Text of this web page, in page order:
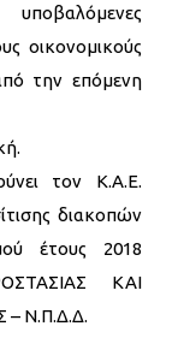
οικονομικούς
την επόμενη
τον Κ.Α.Ε.
διακοπών
έτους 2018
ΚΑΙ
Ν.Π.Δ.Δ.